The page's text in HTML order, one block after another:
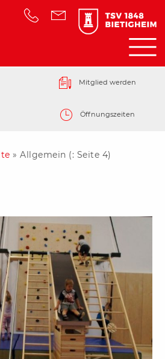
Mitglied werden
Öffnungszeiten
» Allgemein (: Seite 4)